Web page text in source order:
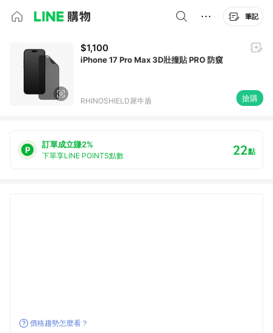
筆記
$1,100
iPhone 17 Pro Max 3D壯撞貼 PRO 防窺
RHINOSHIELD犀牛盾 搶購
訂單成立賺2%
下單享LINE POINTS點數 22點
價格趨勢怎麼看？